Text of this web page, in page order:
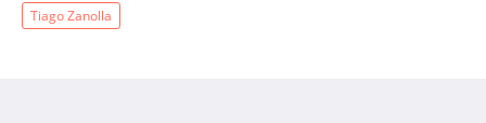
Tiago Zanolla